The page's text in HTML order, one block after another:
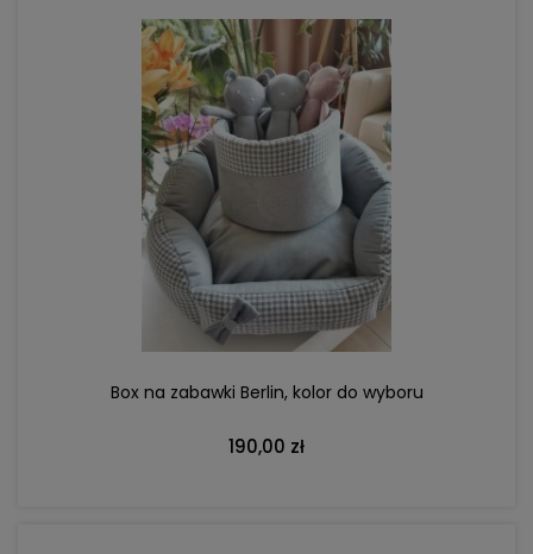
Box na zabawki Berlin, kolor do wyboru
190,00 zł
DO KOSZYKA